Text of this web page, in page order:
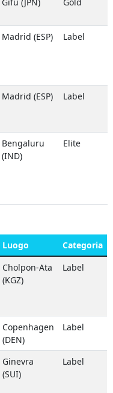
Madrid (ESP) Label
Madrid (ESP) Label
Bengaluru
(IND)
Elite
Luogo
Categoria
Cholpon-Ata
(KGZ)
Label
Copenhagen
(DEN)
Label
Ginevra
(SUI)
Label